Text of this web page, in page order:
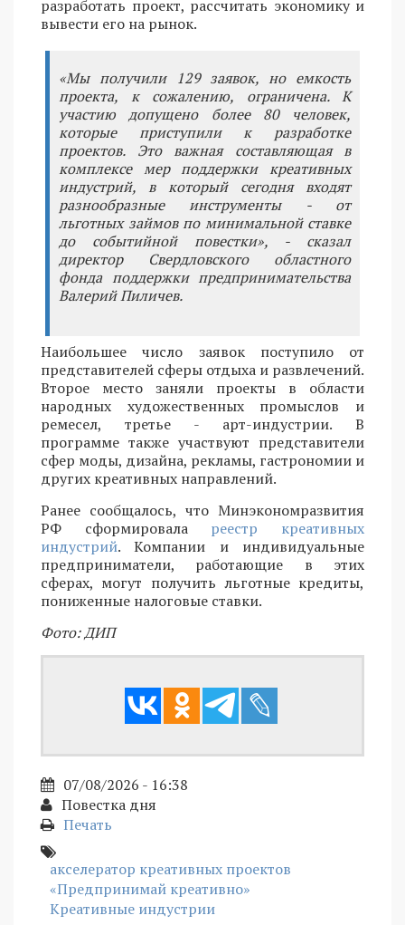
разработать проект, рассчитать экономику и
вывести его на рынок.
«Мы получили 129 заявок, но емкость
проекта, к сожалению, ограничена. К
участию допущено более 80 человек,
которые приступили к разработке
проектов. Это важная составляющая в
комплексе мер поддержки креативных
индустрий, в который сегодня входят
разнообразные инструменты - от
льготных займов по минимальной ставке
до событийной повестки», - сказал
директор Свердловского областного
фонда поддержки предпринимательства
Валерий Пиличев.
Наибольшее число заявок поступило от
представителей сферы отдыха и развлечений.
Второе место заняли проекты в области
народных художественных промыслов и
ремесел, третье - арт-индустрии. В
программе также участвуют представители
сфер моды, дизайна, рекламы, гастрономии и
других креативных направлений.
Ранее сообщалось, что Минэкономразвития
РФ сформировала реестр креативных
индустрий. Компании и индивидуальные
предприниматели, работающие в этих
сферах, могут получить льготные кредиты,
пониженные налоговые ставки.
Фото: ДИП
07/08/2026 - 16:38
Повестка дня
Печать
акселератор креативных проектов
«Предпринимай креативно»
Креативные индустрии